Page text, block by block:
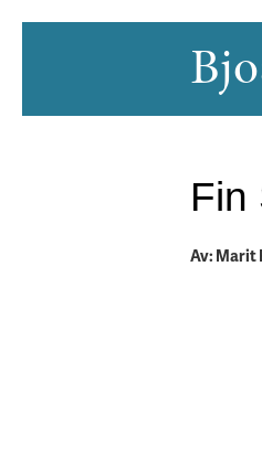
Fin
Av: Marit